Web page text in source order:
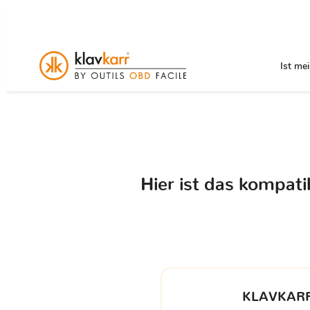
Ist
Hier ist das